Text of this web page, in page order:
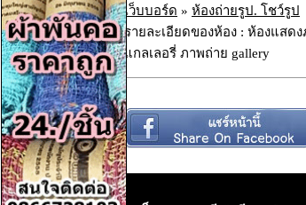
เว็บบอร์ด » ห้องถ่ายรูป. โชว์รูป
รายละเอียดของห้อง : ห้องแส
แกลเลอรี่ ภาพถ่าย gallery